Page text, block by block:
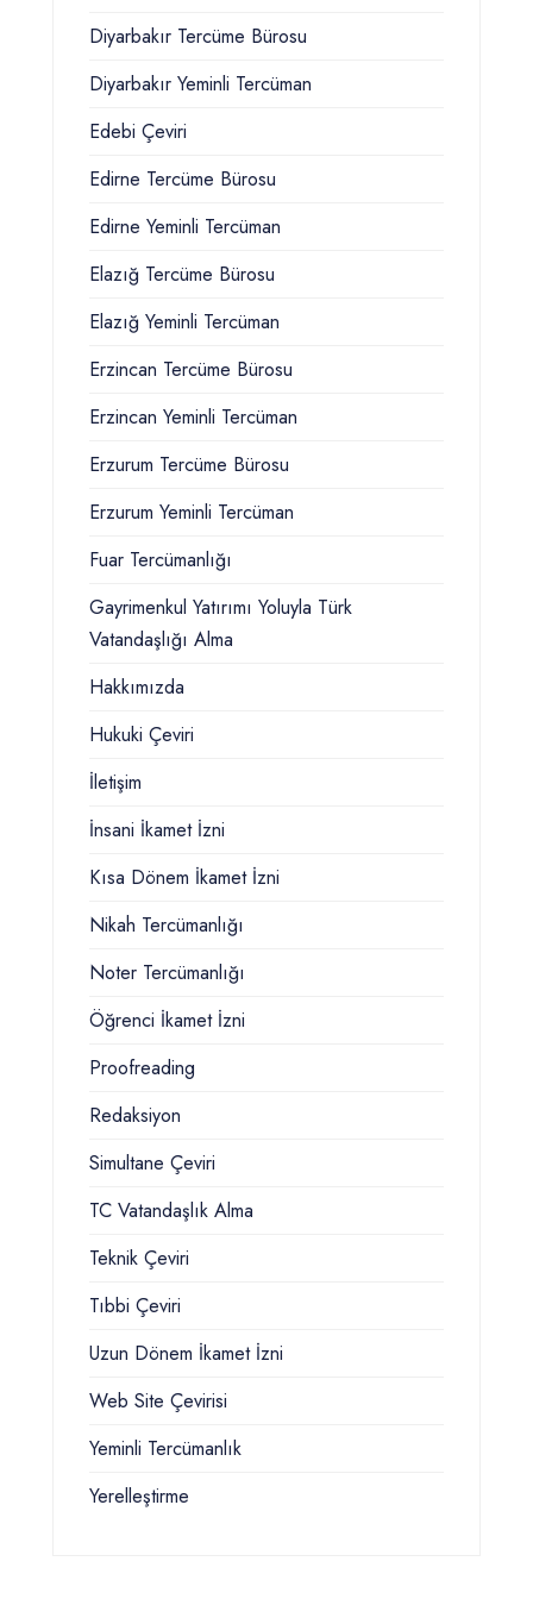
Diyarbakır Tercüme Bürosu
Diyarbakır Yeminli Tercüman
Edebi Çeviri
Edirne Tercüme Bürosu
Edirne Yeminli Tercüman
Elazığ Tercüme Bürosu
Elazığ Yeminli Tercüman
Erzincan Tercüme Bürosu
Erzincan Yeminli Tercüman
Erzurum Tercüme Bürosu
Erzurum Yeminli Tercüman
Fuar Tercümanlığı
Gayrimenkul Yatırımı Yoluyla Türk
Vatandaşlığı Alma
Hakkımızda
Hukuki Çeviri
İletişim
İnsani İkamet İzni
Kısa Dönem İkamet İzni
Nikah Tercümanlığı
Noter Tercümanlığı
Öğrenci İkamet İzni
Proofreading
Redaksiyon
Simultane Çeviri
TC Vatandaşlık Alma
Teknik Çeviri
Tıbbi Çeviri
Uzun Dönem İkamet İzni
Web Site Çevirisi
Yeminli Tercümanlık
Yerelleştirme